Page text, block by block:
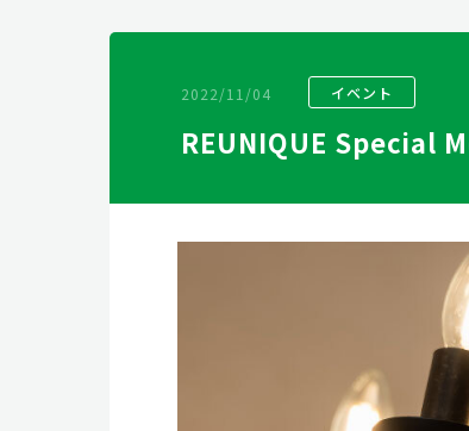
2022/11/04 イベント
REUNIQUE Special